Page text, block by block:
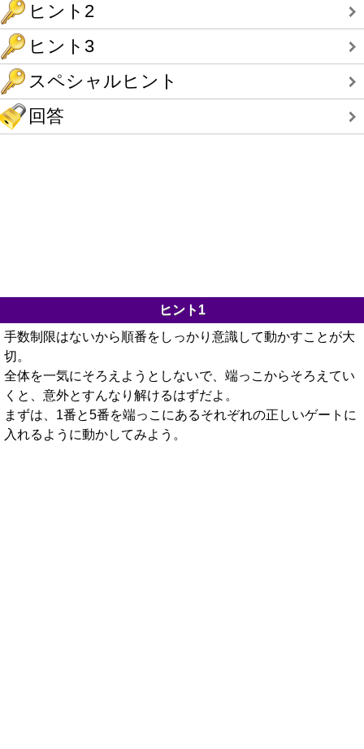
ヒント2
ヒント3
スペシャルヒント
回答
ヒント1
手数制限はないから順番をしっかり意識して動かすことが大
切。
全体を一気にそろえようとしないで、端っこからそろえてい
くと、意外とすんなり解けるはずだよ。
まずは、1番と5番を端っこにあるそれぞれの正しいゲートに
入れるように動かしてみよう。